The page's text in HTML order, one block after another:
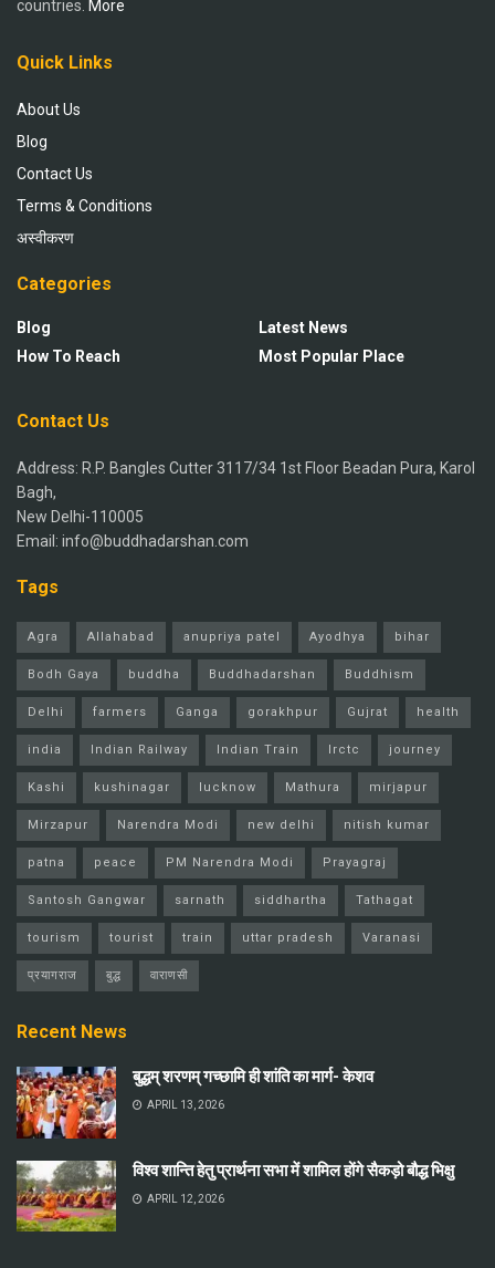
countries. More
Quick Links
About Us
Blog
Contact Us
Terms & Conditions
अस्वीकरण
Categories
Blog
How To Reach
Latest News
Most Popular Place
Contact Us
Address: R.P. Bangles Cutter 3117/34 1st Floor Beadan Pura, Karol
Bagh,
New Delhi-110005
Email: info@buddhadarshan.com
Tags
Agra Allahabad anupriya patel Ayodhya bihar
Bodh Gaya buddha Buddhadarshan Buddhism
Delhi farmers Ganga gorakhpur Gujrat health
india Indian Railway Indian Train Irctc journey
Kashi kushinagar lucknow Mathura mirjapur
Mirzapur Narendra Modi new delhi nitish kumar
patna peace PM Narendra Modi Prayagraj
Santosh Gangwar sarnath siddhartha Tathagat
tourism tourist train uttar pradesh Varanasi
प्रयागराज बुद्ध वाराणसी
Recent News
बुद्धम् शरणम् गच्छामि ही शांति का मार्ग- केशव
APRIL 13, 2026
विश्व शान्ति हेतु प्रार्थना सभा में शामिल होंगे सैकड़ो बौद्ध भिक्षु
APRIL 12, 2026